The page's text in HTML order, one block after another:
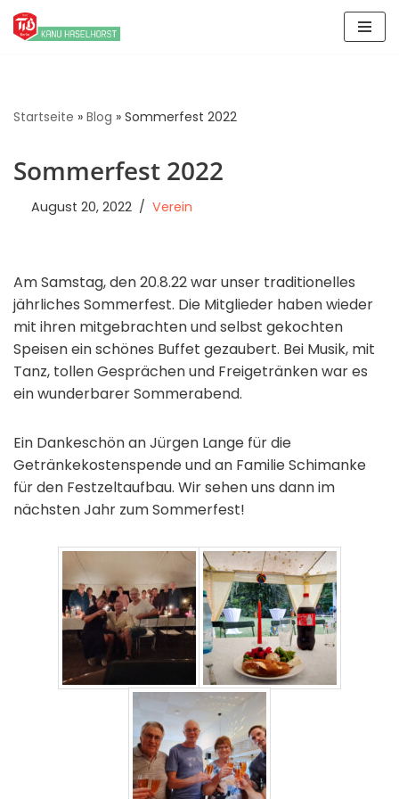
Startseite » Blog » Sommerfest 2022
Sommerfest 2022
August 20, 2022 Verein
Am Samstag, den 20.8.22 war unser traditionelles
jährliches Sommerfest. Die Mitglieder haben wieder
mit ihren mitgebrachten und selbst gekochten
Speisen ein schönes Buffet gezaubert. Bei Musik, mit
Tanz, tollen Gesprächen und Freigetränken war es
ein wunderbarer Sommerabend.
Ein Dankeschön an Jürgen Lange für die
Getränkekostenspende und an Familie Schimanke
für den Festzeltaufbau. Wir sehen uns dann im
nächsten Jahr zum Sommerfest!